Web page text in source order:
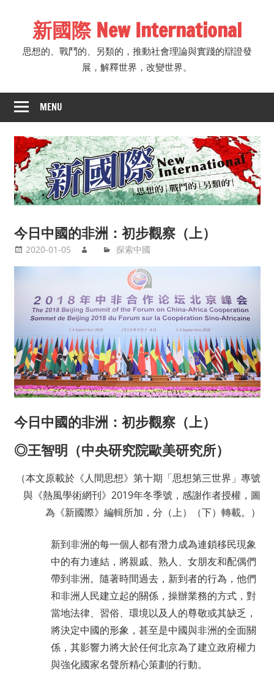
新國際 New International
思想的、戰鬥的、另類的，推動社會理論與實踐的辯證發
展，解釋世界，改變世界。
MENU
今日中國的非洲：初步觀察（上）
2020-01-05 探索中國
今日中國的非洲：初步觀察（上）
◎王智明（中央研究院歐美研究所）
（本文原載於《人間思想》第十期「思想第三世界」專號
與《熱風學術網刊》2019年冬季號，感謝作者授權，圖
為《新國際》編輯所加，分（上）（下）轉載。）
新到非洲的每一個人都有潛力成為連鎖移民現象
中的有力連結，將親戚、熟人、女朋友和配偶們
帶到非洲。隨著時間過去，新到者的行為，他們
和非洲人民建立起的關係，操辦業務的方式，對
當地法律、習俗、環境以及人的尊敬或其缺乏，
將決定中國的形象，甚至是中國與非洲的全面關
係，其影響力將大於任何北京為了建立政府權力
與強化國家名聲所精心策劃的行動。